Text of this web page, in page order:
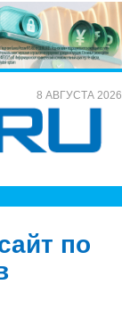
8 АВГУСТА 2026
по